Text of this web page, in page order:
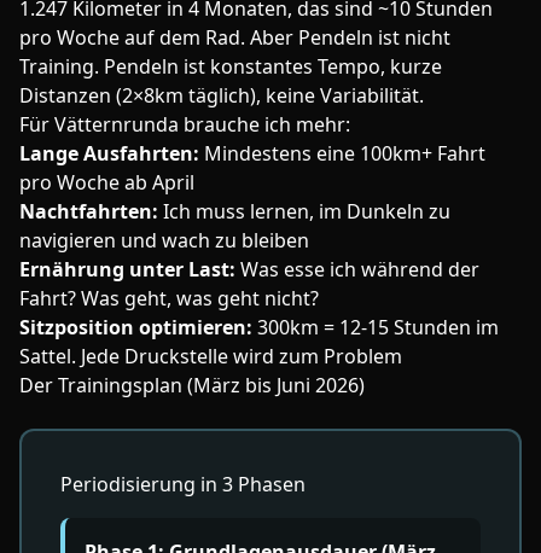
1.247 Kilometer in 4 Monaten, das sind ~10 Stunden
pro Woche auf dem Rad. Aber Pendeln ist nicht
Training. Pendeln ist konstantes Tempo, kurze
Distanzen (2×8km täglich), keine Variabilität.
Für Vätternrunda brauche ich mehr:
Lange Ausfahrten: Mindestens eine 100km+ Fahrt
pro Woche ab April
Nachtfahrten: Ich muss lernen, im Dunkeln zu
navigieren und wach zu bleiben
Ernährung unter Last: Was esse ich während der
Fahrt? Was geht, was geht nicht?
Sitzposition optimieren: 300km = 12-15 Stunden im
Sattel. Jede Druckstelle wird zum Problem
Der Trainingsplan (März bis Juni 2026)
Periodisierung in 3 Phasen